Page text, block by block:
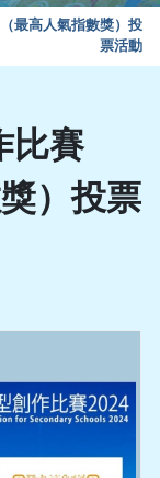
最高人氣指數獎）投
票活動
比賽
）投票